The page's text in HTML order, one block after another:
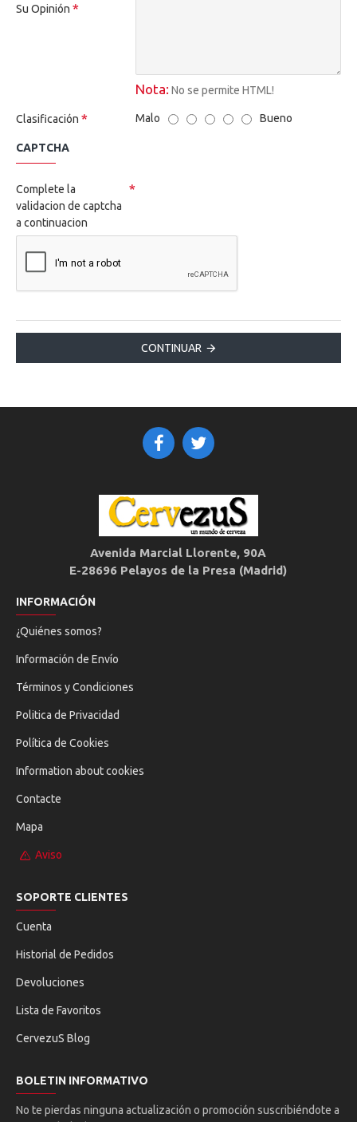
Su Opinión
Nota: No se permite HTML!
Clasificación Malo Bueno
CAPTCHA
Complete la
validacion de captcha
a continuacion
CONTINUAR
Avenida Marcial Llorente, 90A
E-28696 Pelayos de la Presa (Madrid)
INFORMACIÓN
¿Quiénes somos?
Información de Envío
Términos y Condiciones
Politica de Privacidad
Política de Cookies
Information about cookies
Contacte
Mapa
Aviso
SOPORTE CLIENTES
Cuenta
Historial de Pedidos
Devoluciones
Lista de Favoritos
CervezuS Blog
BOLETIN INFORMATIVO
No te pierdas ninguna actualización o promoción suscribiéndote a